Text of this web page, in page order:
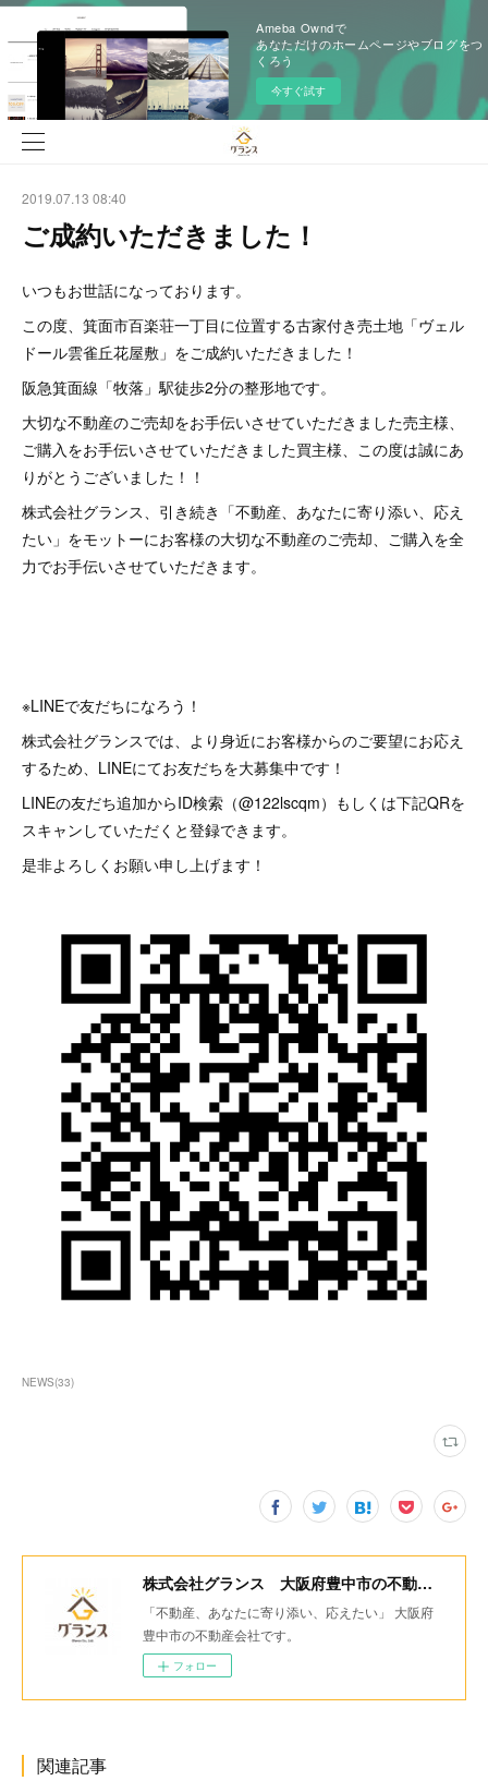
Ameba Owndで
あなただけのホームページやブログをつ
くろう
今すぐ試す
2019.07.13 08:40
ご成約いただきました！
いつもお世話になっております。
この度、箕面市百楽荘一丁目に位置する古家付き売土地「ヴェル
ドール雲雀丘花屋敷」をご成約いただきました！
阪急箕面線「牧落」駅徒歩2分の整形地です。
大切な不動産のご売却をお手伝いさせていただきました売主様、
ご購入をお手伝いさせていただきました買主様、この度は誠にあ
りがとうございました！！
株式会社グランス、引き続き「不動産、あなたに寄り添い、応え
たい」をモットーにお客様の大切な不動産のご売却、ご購入を全
力でお手伝いさせていただきます。
※LINEで友だちになろう！
株式会社グランスでは、より身近にお客様からのご要望にお応え
するため、LINEにてお友だちを大募集中です！
LINEの友だち追加からID検索（@122lscqm）もしくは下記QRを
スキャンしていただくと登録できます。
是非よろしくお願い申し上げます！
NEWS(33)
株式会社グランス 大阪府豊中市の不動産会社
「不動産、あなたに寄り添い、応えたい」 大阪府
豊中市の不動産会社です。
フォロー
関連記事